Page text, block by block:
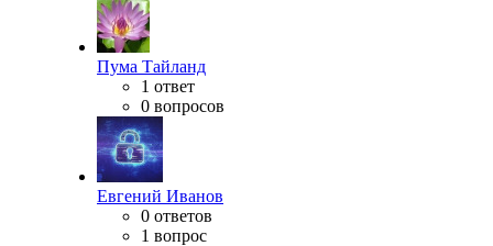
Пума Тайланд
1 ответ
0 вопросов
Евгений Иванов
0 ответов
1 вопрос